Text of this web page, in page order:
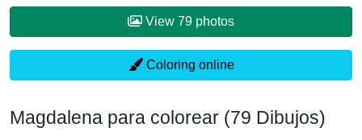
View 79 photos
Coloring online
Magdalena para colorear (79 Dibujos)